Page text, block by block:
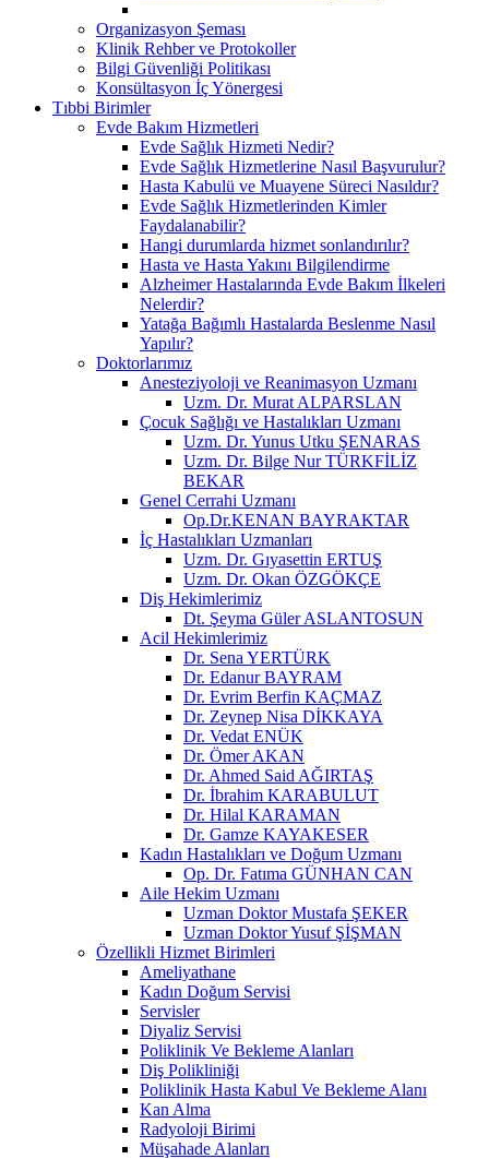
Organizasyon Şeması
Klinik Rehber ve Protokoller
Bilgi Güvenliği Politikası
Konsültasyon İç Yönergesi
Tıbbi Birimler
Evde Bakım Hizmetleri
Evde Sağlık Hizmeti Nedir?
Evde Sağlık Hizmetlerine Nasıl Başvurulur?
Hasta Kabulü ve Muayene Süreci Nasıldır?
Evde Sağlık Hizmetlerinden Kimler
Faydalanabilir?
Hangi durumlarda hizmet sonlandırılır?
Hasta ve Hasta Yakını Bilgilendirme
Alzheimer Hastalarında Evde Bakım İlkeleri
Nelerdir?
Yatağa Bağımlı Hastalarda Beslenme Nasıl
Yapılır?
Doktorlarımız
Anesteziyoloji ve Reanimasyon Uzmanı
Uzm. Dr. Murat ALPARSLAN
Çocuk Sağlığı ve Hastalıkları Uzmanı
Uzm. Dr. Yunus Utku ŞENARAS
Uzm. Dr. Bilge Nur TÜRKFİLİZ
BEKAR
Genel Cerrahi Uzmanı
Op.Dr.KENAN BAYRAKTAR
İç Hastalıkları Uzmanları
Uzm. Dr. Gıyasettin ERTUŞ
Uzm. Dr. Okan ÖZGÖKÇE
Diş Hekimlerimiz
Dt. Şeyma Güler ASLANTOSUN
Acil Hekimlerimiz
Dr. Sena YERTÜRK
Dr. Edanur BAYRAM
Dr. Evrim Berfin KAÇMAZ
Dr. Zeynep Nisa DİKKAYA
Dr. Vedat ENÜK
Dr. Ömer AKAN
Dr. Ahmed Said AĞIRTAŞ
Dr. İbrahim KARABULUT
Dr. Hilal KARAMAN
Dr. Gamze KAYAKESER
Kadın Hastalıkları ve Doğum Uzmanı
Op. Dr. Fatıma GÜNHAN CAN
Aile Hekim Uzmanı
Uzman Doktor Mustafa ŞEKER
Uzman Doktor Yusuf ŞİŞMAN
Özellikli Hizmet Birimleri
Ameliyathane
Kadın Doğum Servisi
Servisler
Diyaliz Servisi
Poliklinik Ve Bekleme Alanları
Diş Polikliniği
Poliklinik Hasta Kabul Ve Bekleme Alanı
Kan Alma
Radyoloji Birimi
Müşahade Alanları